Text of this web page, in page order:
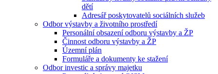
dětí
Adresář poskytovatelů sociálních služeb
Odbor výstavby a životního prostředí
Personální obsazení odboru výstavby a ŽP
Činnost odboru výstavby a ŽP
Územní plán
Formuláře a dokumenty ke stažení
Odbor investic a správy majetku